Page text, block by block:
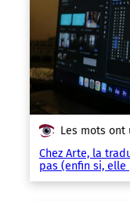
Les mots ont
Chez Arte, la
pas (enfin si,